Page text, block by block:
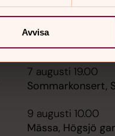
Avvisa
6 augusti 18.00
Kvällsmässa,
7 augusti 19.00
Sommarkonsert,
9 augusti 10.00
Mässa, Högsjö